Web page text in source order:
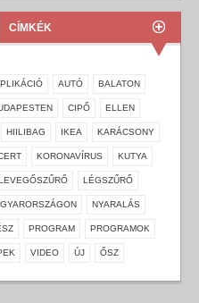
CÍMKÉK
AUTÓ BALATON
CIPŐ ELLEN
HIILIBAG IKEA KARÁCSONY
KORONAVÍRUS KUTYA
LÉGSZŰRŐ
NYARALÁS
PROGRAM PROGRAMOK
VIDEO ÚJ ŐSZ